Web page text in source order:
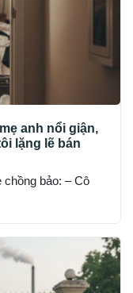
anh nổi giận,
lặng lẽ bán
bảo: – Cô